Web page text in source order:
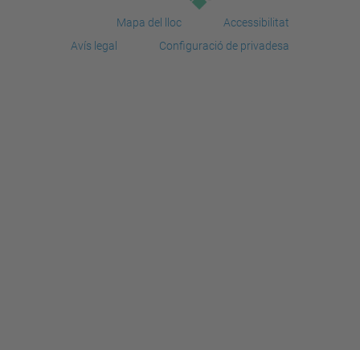
Mapa del lloc
Accessibilitat
Avís legal
Configuració de privadesa